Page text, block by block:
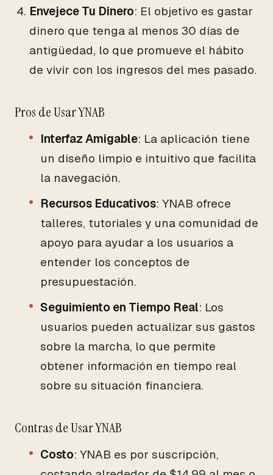
Envejece Tu Dinero: El objetivo es gastar
dinero que tenga al menos 30 días de
antigüedad, lo que promueve el hábito
de vivir con los ingresos del mes pasado.
Pros de Usar YNAB
Interfaz Amigable: La aplicación tiene
un diseño limpio e intuitivo que facilita
la navegación.
Recursos Educativos: YNAB ofrece
talleres, tutoriales y una comunidad de
apoyo para ayudar a los usuarios a
entender los conceptos de
presupuestación.
Seguimiento en Tiempo Real: Los
usuarios pueden actualizar sus gastos
sobre la marcha, lo que permite
obtener información en tiempo real
sobre su situación financiera.
Contras de Usar YNAB
Costo: YNAB es por suscripción,